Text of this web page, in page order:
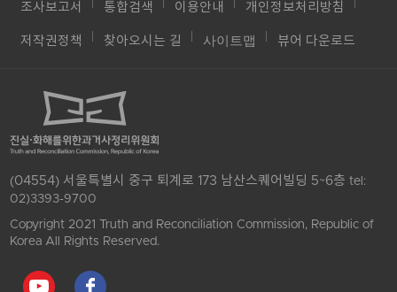
조사보고서 통합검색 이용안내 개인정보처리방침
저작권정책 찾아오시는 길 사이트맵 뷰어 다운로드
(04554) 서울특별시 중구 퇴계로 173 남산스퀘어빌딩 5~6층tel:
02)3393-9700
Copyright 2021 Truth and Reconciliation Commission, Republic of
Korea All Rights Reserved.